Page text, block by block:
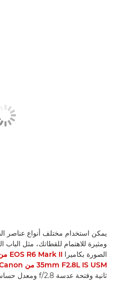
يمكن استخدام مختلف أنواع عناصر
ومثيرة للاهتمام للقطاتك، مثل
الصورة بكاميرا EOS R6 Mark II من Canon
35mm F2.8L IS USM من Canon
ثانية وفتحة عدسة f/2.8 ومعدل حساسية ISO 100. © تيدي موريليك